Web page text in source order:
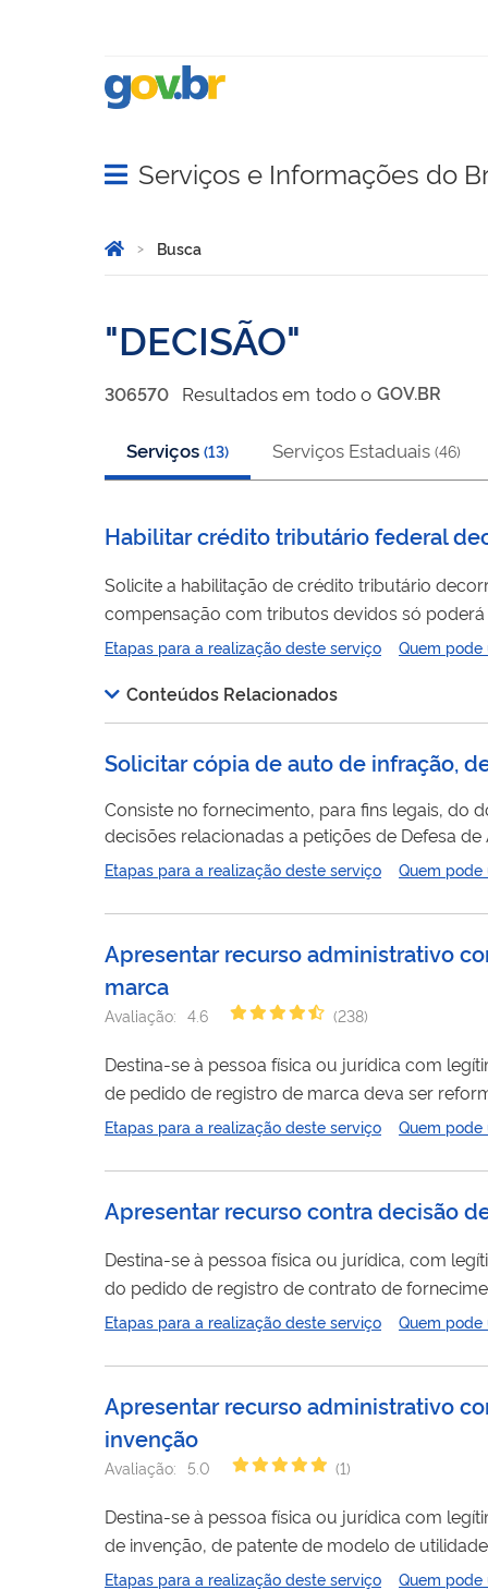
Abrir menu principal de navegação
Serviços e Informações do
Você está aqui:
Página Inicial
Busca
DECISÃO
306570 Resultadosem todo o GOV.BR
Serviços (13) Serviços Estaduais (46)
Habilitar crédito tributário federal
Solicite a habilitação de crédito tributário
compensação com tributos devidos só poderá
serão habilitados créditos após o transito em
Etapas para a realização deste serviço Quem pode
Conteúdos Relacionados
Solicitar cópia de auto de infração,
Consiste no fornecimento, para fins legais, do
decisões relacionadas a petições de Defesa
solicitante ou que não possuam informações
Etapas para a realização deste serviço Quem pode
Apresentar recurso administrativo
marca
Avaliação: 4.6 (238)
Destina-se à pessoa física ou jurídica com
de pedido de registro de marca deva ser
recebimento do recurso, no seu exame e
Etapas para a realização deste serviço Quem pode
Apresentar recurso contra decisão
Destina-se à pessoa física ou jurídica, com
do pedido de registro de contrato de
fatura e de franquia, ou averbação de licença
direitos de propriedade industrial ou de
Etapas para a realização deste serviço Quem pode
Apresentar recurso administrativo
invenção
Avaliação: 5.0 (1)
Destina-se à pessoa física ou jurídica com
de invenção, de patente de modelo de
ou parcialmente. O serviço consiste,
Etapas para a realização deste serviço Quem pode